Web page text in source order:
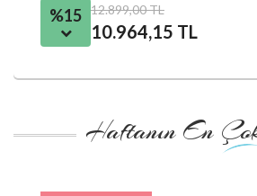
%15 12.899,00 TL
10.964,15 TL
Haftanın En